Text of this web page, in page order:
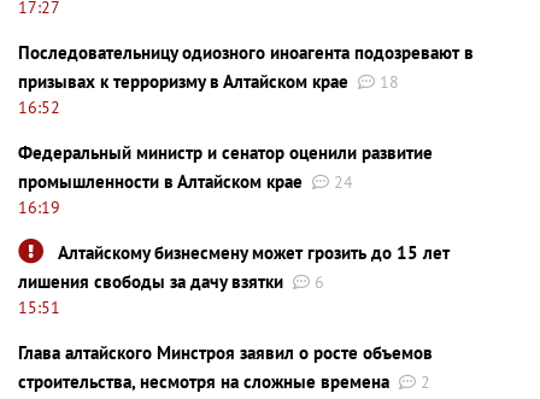
17:27
Последовательницу одиозного иноагента подозревают в
призывах к терроризму в Алтайском крае
18
16:52
Федеральный министр и сенатор оценили развитие
промышленности в Алтайском крае
24
16:19
Алтайскому бизнесмену может грозить до 15 лет
лишения свободы за дачу взятки
6
15:51
Глава алтайского Минстроя заявил о росте объемов
строительства, несмотря на сложные времена
2